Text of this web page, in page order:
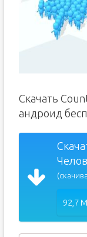
Скачать
андроид
92,7